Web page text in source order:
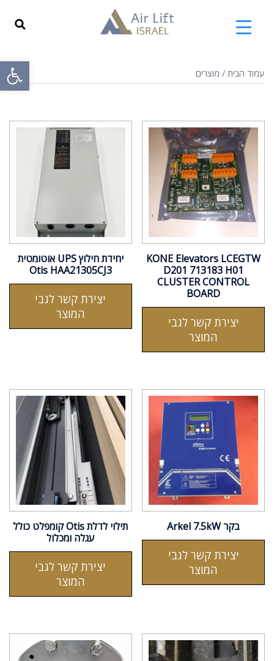
עמוד הבית / מוצרים
KONE Elevators LCEGTW
D201 713183 H01
CLUSTER CONTROL
BOARD
יצירת קשר לגבי
המוצר
יחידת חילוץ UPS אוטומטית
Otis HAA21305CJ3
יצירת קשר לגבי
המוצר
בקר Arkel 7.5kW
יצירת קשר לגבי
המוצר
תילוי לדלת Otis קומפלט כולל
עגלה ומכלול
יצירת קשר לגבי
המוצר